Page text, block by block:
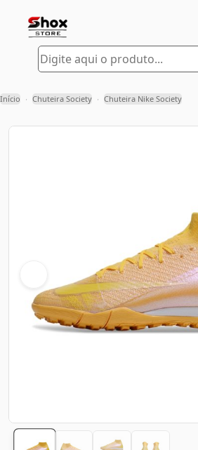
Início › Chuteira Society › Chuteira Nike Society